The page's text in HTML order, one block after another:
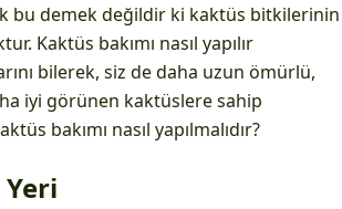
bu demek değildir ki kaktüs bitkilerinin
Kaktüs bakımı nasıl yapılır
bilerek, siz de daha uzun ömürlü,
iyi görünen kaktüslere sahip
bakımı nasıl yapılmalıdır?